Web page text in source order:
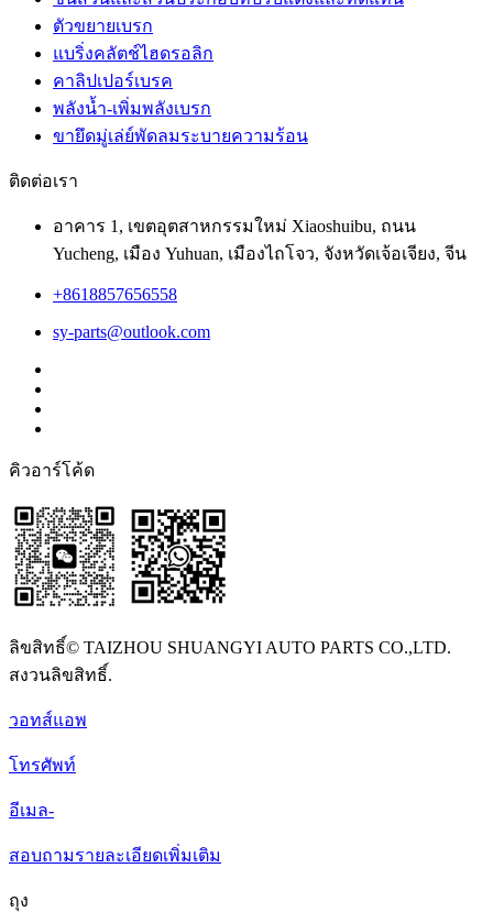
ตัวขยายเบรก
แบริ่งคลัตช์ไฮดรอลิก
คาลิปเปอร์เบรค
พลังน้ำ-เพิ่มพลังเบรก
ขายึดมู่เล่ย์พัดลมระบายความร้อน
ติดต่อเรา
อาคาร 1, เขตอุตสาหกรรมใหม่ Xiaoshuibu, ถนน
Yucheng, เมือง Yuhuan, เมืองไถโจว, จังหวัดเจ้อเจียง, จีน
+8618857656558
sy-parts@outlook.com
คิวอาร์โค้ด
ลิขสิทธิ์© TAIZHOU SHUANGYI AUTO PARTS CO.,LTD.
สงวนลิขสิทธิ์.
วอทส์แอพ
โทรศัพท์
อีเมล-
สอบถามรายละเอียดเพิ่มเติม
ถุง